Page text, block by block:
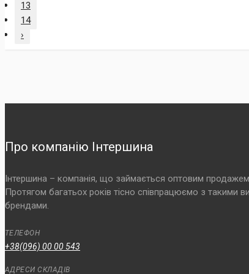
13
14
›
Про компанію Інтершина
Інтершина – компанія, що займається оптовим
Протягом багатьох років тісно співпрацюємо з такими
брендами.
ТЕЛЕФОН
+38(096) 00 00 543
АДРЕСИ СКЛАДІВ